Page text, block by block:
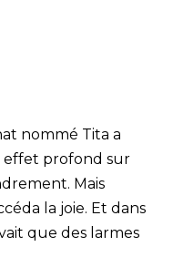
nommé Tita a
effet profond sur
Mais
la joie. Et dans
que des larmes